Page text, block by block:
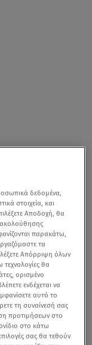
ΕΚΠΑ Θεοδώρα
του Star για την
σε πολλές
Eris της
με γρήγορους
από τον ΠΟΥ,
των ειδικών
που
(η ΒΑ.2.86),
(πάνω από 30).
δεδομένα,
στοιχεία, και
Αποδοχή, θα
παρακάτω,
τα
Απόρριψη όλων
θα
ορισμένο
ενδέχεται να
αυτό το
τη συναίνεσή σας
προτιμήσεων στο
στο κάτω
σας θα τεθούν